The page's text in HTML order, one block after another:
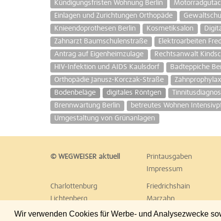
Wir verwenden Cookies für Werbe- und Analysezwecke
Kündigungsfristen Wohnung Berlin
Einlagen und Zurichtungen Orthopäde
Knieendoprothesen Berlin
Kosmetiksalon
Zahnarzt Baumschulenstraße
Elektroarbeiten
Antrag auf Eigenheimzulage
Rechtsanwalt
HIV-Infektion und AIDS Kaulsdorf
Badteppiche
Orthopädie Janusz-Korczak-Straße
Bodenbeläge
digitales Röntgen
Brennwartung Berlin
betreutes Wohnen
Umgestaltung von Grünanlagen
© WEGWEISER aktuell Printausgaben
Impressum
Charlottenburg Friedrichshain
Lichtenberg
Marzahn
Reinickendorf
Schöneberg